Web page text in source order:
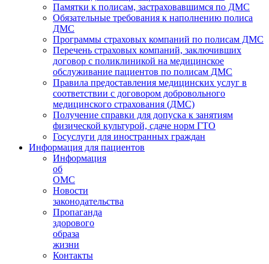
Памятки к полисам, застраховавшимся по ДМС
Обязательные требования к наполнению полиса
ДМС
Программы страховых компаний по полисам ДМС
Перечень страховых компаний, заключивших
договор с поликлиникой на медицинское
обслуживание пациентов по полисам ДМС
Правила предоставления медицинских услуг в
соответствии с договором добровольного
медицинского страхования (ДМС)
Получение справки для допуска к занятиям
физической культурой, сдаче норм ГТО
Госуслуги для иностранных граждан
Информация для пациентов
Информация
об
ОМС
Новости
законодательства
Пропаганда
здорового
образа
жизни
Контакты